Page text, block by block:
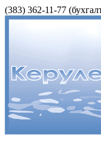
(383) 362-11-77